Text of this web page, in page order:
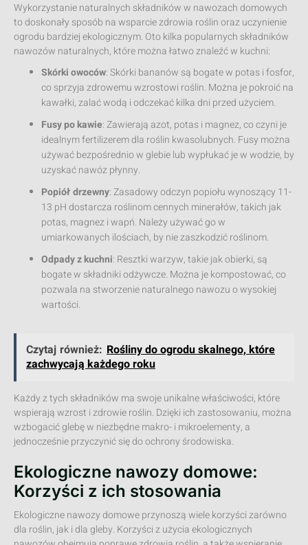
Wykorzystanie naturalnych składników w nawozach domowych
to doskonały sposób na wsparcie zdrowia roślin oraz uczynienie
ogrodu bardziej ekologicznym. Oto kilka popularnych składników
nawozów naturalnych, które można łatwo znaleźć w kuchni:
Skórki owoców: Skórki bananów są bogate w potas i fosfor,
co sprzyja zdrowemu wzrostowi roślin. Można je pokroić na
kawałki, zalać wodą i odczekać kilka dni przed użyciem.
Fusy po kawie: Zawierają azot, potas i magnez, co czyni je
idealnym fertilizerem dla roślin kwasolubnych. Fusy można
używać bezpośrednio w glebie lub wypłukać je w wodzie, by
uzyskać nawóz płynny.
Popiół drzewny: Zasadowy odczyn popiołu wynoszący 11-
13 pH dostarcza roślinom cennych minerałów, takich jak
potas, magnez i wapń. Należy używać go w
umiarkowanych ilościach, by nie zaszkodzić roślinom.
Odpady z kuchni: Resztki warzyw, takie jak obierki, są
bogate w składniki odżywcze. Można je kompostować, co
pozwala na stworzenie naturalnego nawozu o wysokiej
wartości.
Czytaj również: Rośliny do ogrodu skalnego, które
zachwycają każdego roku
Każdy z tych składników ma swoje unikalne właściwości, które
wspierają wzrost i zdrowie roślin. Dzięki ich zastosowaniu, można
wzbogacić glebę w niezbędne makro- i mikroelementy, a
jednocześnie przyczynić się do ochrony środowiska.
Ekologiczne nawozy domowe:
Korzyści z ich stosowania
Ekologiczne nawozy domowe przynoszą wiele korzyści zarówno
dla roślin, jak i dla gleby. Korzyści z użycia ekologicznych